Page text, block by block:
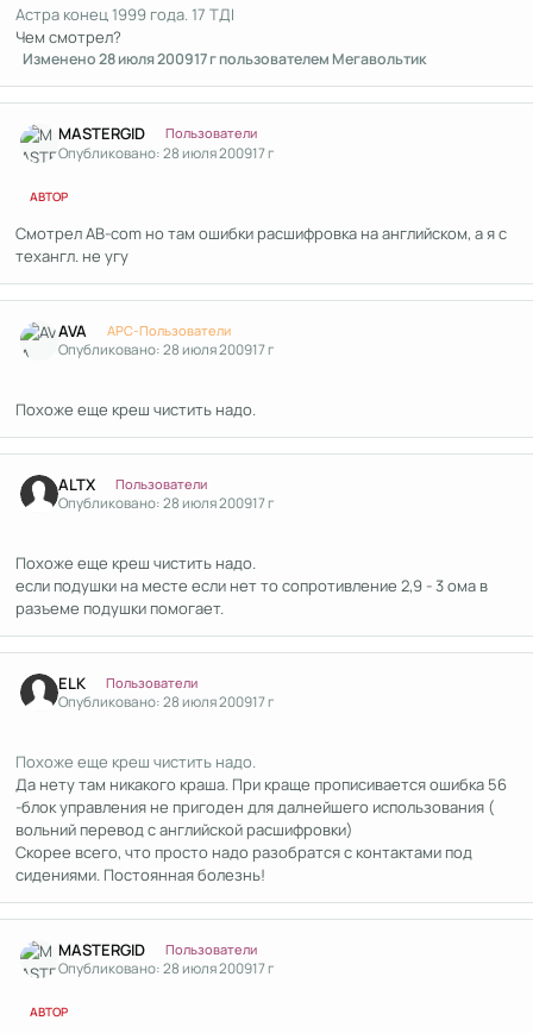
Астра конец 1999 года. 17 ТДІ
Чем смотрел?
Изменено28 июля 200917 гпользователем Мегавольтик
MASTERGID Пользователи
Опубликовано:28 июля 200917 г
АВТОР
Смотрел AB-com но там ошибки расшифровка на английском, а я с
техангл. не угу
AVA APC-Пользователи
Опубликовано:28 июля 200917 г
Похоже еще креш чистить надо.
ALTX Пользователи
Опубликовано:28 июля 200917 г
Похоже еще креш чистить надо.
если подушки на месте если нет то сопротивление 2,9 - 3 ома в
разъеме подушки помогает.
ELK Пользователи
Опубликовано:28 июля 200917 г
Похоже еще креш чистить надо.
Да нету там никакого краша. При краще прописивается ошибка 56
-блок управления не пригоден для далнейшего использования (
вольний перевод с английской расшифровки)
Скорее всего, что просто надо разобратся с контактами под
сидениями. Постоянная болезнь!
MASTERGID Пользователи
Опубликовано:28 июля 200917 г
АВТОР